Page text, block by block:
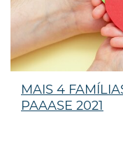
MAIS 4
PAAASE 2021